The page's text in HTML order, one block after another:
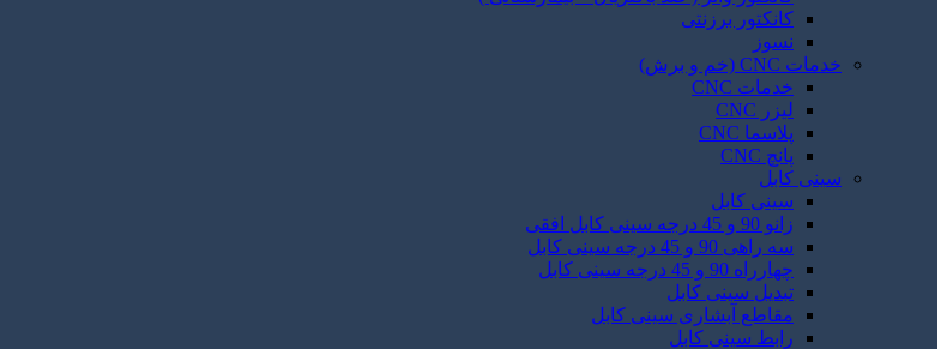
کانکتور برزنتی
نسوز
خدمات CNC (خم و برش)
خدمات CNC
لیزر CNC
پلاسما CNC
پانچ CNC
سینی کابل
سینی کابل
زانو 90 و 45 درجه سینی کابل افقی
سه راهی 90 و 45 درجه سینی کابل
چهارراه 90 و 45 درجه سینی کابل
تبدیل سینی کابل
مقاطع آبشاری سینی کابل
رابط سینی کابل